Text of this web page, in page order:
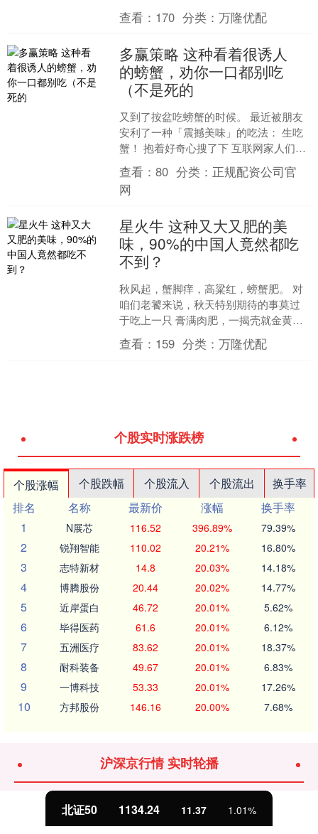
方式传递答案，甚至利用 AI 实时翻译作
弊内容。这类跨....
查看： 170 分类：万隆优配
多赢策略 这种看着很诱人
的螃蟹，劝你一口都别吃
（不是死的
又到了按盆吃螃蟹的时候。 最近被朋友
安利了一种「震撼美味」的吃法： 生吃
蟹！ 抱着好奇心搜了下 互联网家人们如
是说—— 「肉质鲜咸软糯，和嗦果冻一
样顺滑」 ......
查看：80 分类： 正规配资公司官
网
星火牛 这种又大又肥的美
味，90%的中国人竟然都吃
不到？
秋风起，蟹脚痒，高粱红，螃蟹肥。 对
咱们老饕来说，秋天特别期待的事莫过
于吃上一只 膏满肉肥，一揭壳就金黄流
油的大闸蟹。 十足的分量、浓郁的蟹
香、鲜嫩的肉质、流油....
查看： 159 分类：万隆优配
个股实时涨跌榜
个股涨幅 个股跌幅 个股流入 个股流出
换手率
排名
名称 最新价 涨幅
换手率
1
N展芯 116.52 396.89% 79.39%
2 锐翔智能 110.02 20.21% 16.80%
3 志特新材 14.8 20.03% 14.18%
4 博腾股份 20.44 20.02% 14.77%
5 近岸蛋白 46.72 20.01% 5.62%
6 毕得医药 61.6 20.01% 6.12%
7 五洲医疗 83.62 20.01% 18.37%
8 耐科装备 49.67 20.01% 6.83%
9 一博科技 53.33 20.01% 17.26%
10 方邦股份 146.16 20.00% 7.68%
沪深京行情 实时轮播
北证50 1134.24 11.37 1.01%